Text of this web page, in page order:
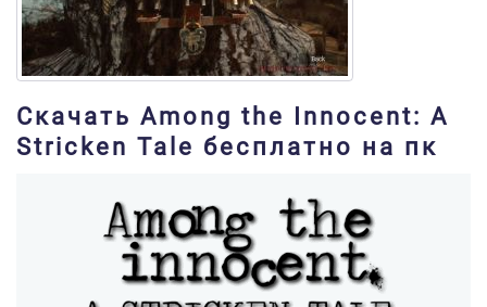
Скачать Among the Innocent: A
Stricken Tale бесплатно на пк